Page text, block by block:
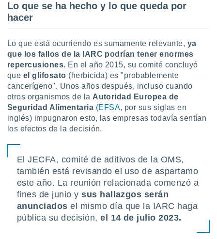
publicidad
de
1199
Lo que se ha hecho y lo que queda por
hacer
Lo que está ocurriendo es sumamente relevante, ya
que los fallos de la IARC podrían tener enormes
repercusiones. En el año 2015, su comité concluyó
que el glifosato (herbicida) es "probablemente
cancerígeno". Unos años después, incluso cuando
otros organismos de la Autoridad Europea de
Seguridad Alimentaria (EFSA, por sus siglas en
inglés) impugnaron esto, las empresas todavía sentían
los efectos de la decisión.
El JECFA, comité de aditivos de la OMS,
también está revisando el uso de aspartamo
este año. La reunión relacionada comenzó a
fines de junio ysus hallazgos serán
anunciados el mismo día que la IARC haga
pública su decisión,el 14 de julio 2023.